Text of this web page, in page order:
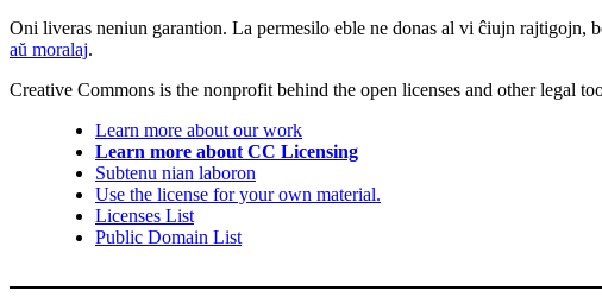
Oni liveras neniun garantion. La permesilo eble ne donas al vi ĉiujn
aŭ moralaj.
Creative Commons is the nonprofit behind the open licenses and other legal
Learn more about our work
Learn more about CC Licensing
Subtenu nian laboron
Use the license for your own material.
Licenses List
Public Domain List